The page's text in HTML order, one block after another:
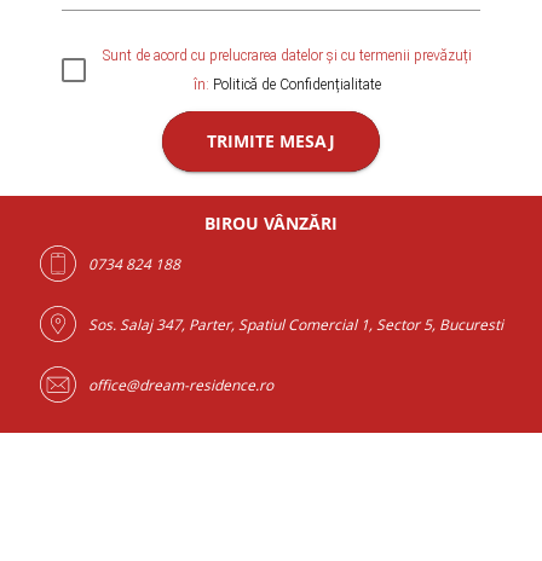
Sunt de acord cu prelucrarea datelor și cu termenii prevăzuți
în: Politică de Confidențialitate
TRIMITE MESAJ
BIROU VÂNZĂRI
0734 824 188
Sos. Salaj 347, Parter, Spatiul Comercial 1, Sector 5, Bucuresti
office@dream-residence.ro